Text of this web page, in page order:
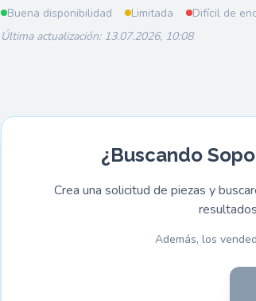
Buena disponibilidad Limitada
Difícil de
Última actualización: 13.07.2026, 10:08
¿Buscando
Crea una solicitud de piezas y
Además, los